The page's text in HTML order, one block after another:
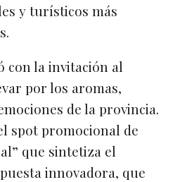
y turísticos más
con la invitación al
por los aromas,
de la provincia.
spot promocional de
que sintetiza el
innovadora, que